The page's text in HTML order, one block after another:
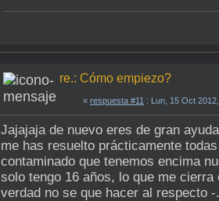
re.: Cómo empiezo?
« respuesta #11 : Lun, 15 Oct
Jajajaja de nuevo eres de gran
me has resuelto prácticamente
contaminado que tenemos encima
solo tengo 16 años, lo que me
verdad no se que hacer al respecto -